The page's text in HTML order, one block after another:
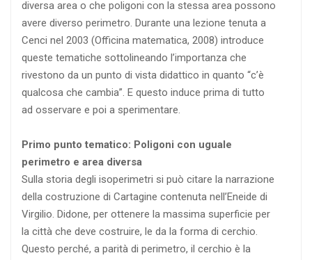
diversa area o che poligoni con la stessa area possono
avere diverso perimetro. Durante una lezione tenuta a
Cenci nel 2003 (Officina matematica, 2008) introduce
queste tematiche sottolineando l’importanza che
rivestono da un punto di vista didattico in quanto “c’è
qualcosa che cambia”. E questo induce prima di tutto
ad osservare e poi a sperimentare.
Primo punto tematico: Poligoni con uguale
perimetro e area diversa
Sulla storia degli isoperimetri si può citare la narrazione
della costruzione di Cartagine contenuta nell’Eneide di
Virgilio. Didone, per ottenere la massima superficie per
la città che deve costruire, le da la forma di cerchio.
Questo perché, a parità di perimetro, il cerchio è la